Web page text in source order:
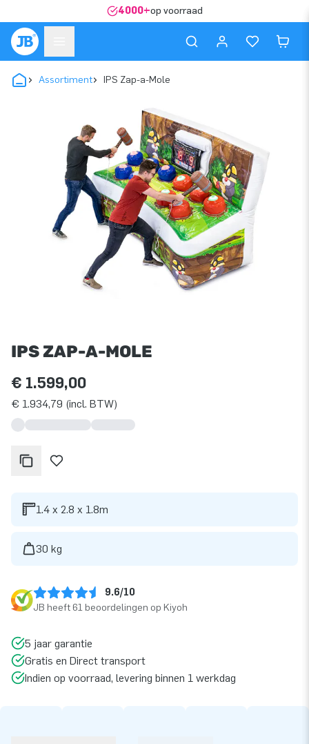
4000+op voorraad
Assortiment IPS Zap-a-Mole
IPS ZAP-A-MOLE
€ 1.599,00
€ 1.934,79 (incl. BTW)
1.4 x 2.8 x 1.8m
30 kg
9.6/10
JB heeft 61 beoordelingen op Kiyoh
5 jaar garantie
Gratis en Direct transport
Indien op voorraad, levering binnen 1 werkdag